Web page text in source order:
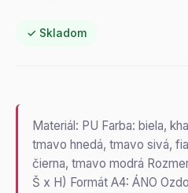
✓ Skladom
Materiál: PU Farba: biela,
tmavo hnedá, tmavo sivá,
čierna, tmavo modrá
Š x H) Formát A4: ÁNO